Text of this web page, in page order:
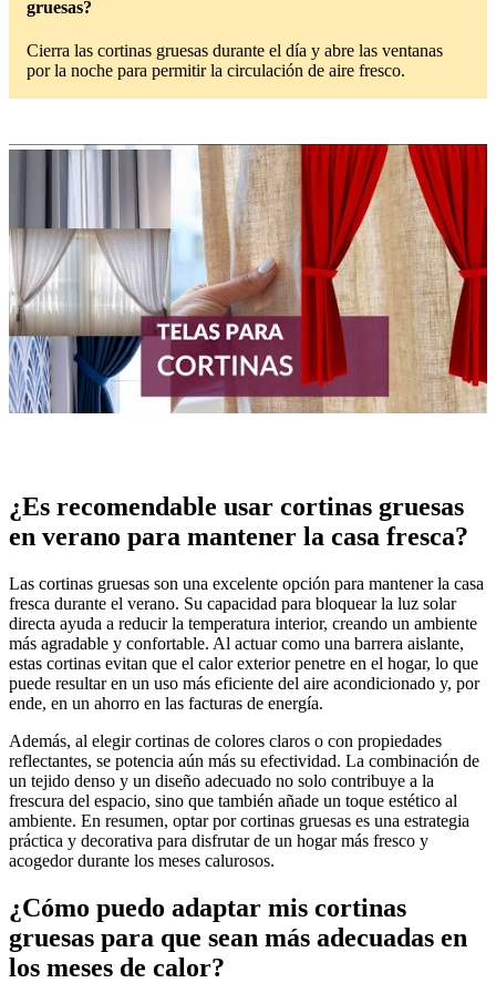
gruesas?
Cierra las cortinas gruesas durante el día y abre las ventanas
por la noche para permitir la circulación de aire fresco.
¿Es recomendable usar cortinas gruesas
en verano para mantener la casa fresca?
Las cortinas gruesas son una excelente opción para mantener la casa
fresca durante el verano. Su capacidad para bloquear la luz solar
directa ayuda a reducir la temperatura interior, creando un ambiente
más agradable y confortable. Al actuar como una barrera aislante,
estas cortinas evitan que el calor exterior penetre en el hogar, lo que
puede resultar en un uso más eficiente del aire acondicionado y, por
ende, en un ahorro en las facturas de energía.
Además, al elegir cortinas de colores claros o con propiedades
reflectantes, se potencia aún más su efectividad. La combinación de
un tejido denso y un diseño adecuado no solo contribuye a la
frescura del espacio, sino que también añade un toque estético al
ambiente. En resumen, optar por cortinas gruesas es una estrategia
práctica y decorativa para disfrutar de un hogar más fresco y
acogedor durante los meses calurosos.
¿Cómo puedo adaptar mis cortinas
gruesas para que sean más adecuadas en
los meses de calor?